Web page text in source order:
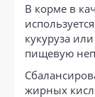
В корме в
кукуруза
пищевую
жирных